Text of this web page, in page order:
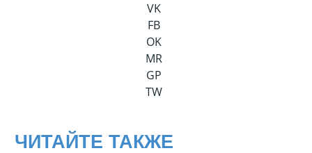
VK
FB
OK
MR
GP
TW
ЧИТАЙТЕ ТАКЖЕ